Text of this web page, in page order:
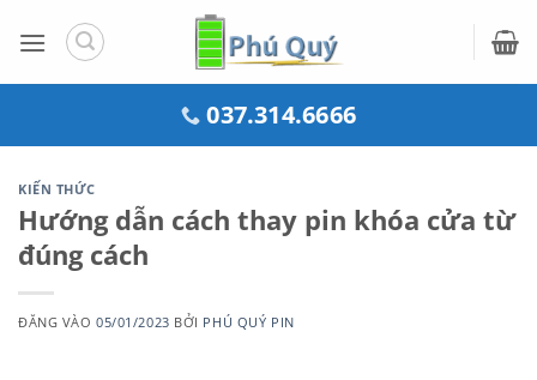
qua
037.314.6666
KIẾN THỨC
Hướng dẫn cách thay pin khóa cửa từ
đúng cách
ĐĂNG VÀO05/01/2023 BỞI PHÚ QUÝ PIN